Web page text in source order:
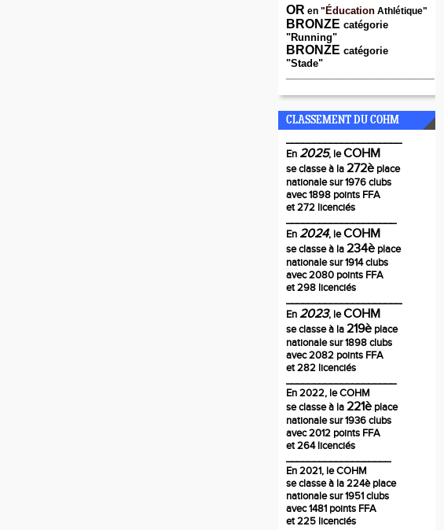
OR en " Éducation Athlétique"
BRONZE catégorie
"Running"
BRONZE catégorie
"Stade"
CLASSEMENT DU COHM
_____________________
En2025, leCOHM
se classe à la272è place
nationale sur 1976 clubs
avec 1898 points FFA
et 272 licenciés
____________________
En2024, leCOHM
se classe à la234è place
nationale sur 1914 clubs
avec 2080 points FFA
et 298 licenciés
_____________________
En2023, leCOHM
se classe à la219è place
nationale sur 1898 clubs
avec 2082 points FFA
et 282 licenciés
____________________
En2022, le COHM
se classe à la221è place
nationale sur 1936 clubs
avec 2012 points FFA
et 264 licenciés
___________________
En 2021, le COHM
se classe à la224èplace
nationale sur 1951 clubs
avec 1481 points FFA
et 225 licenciés